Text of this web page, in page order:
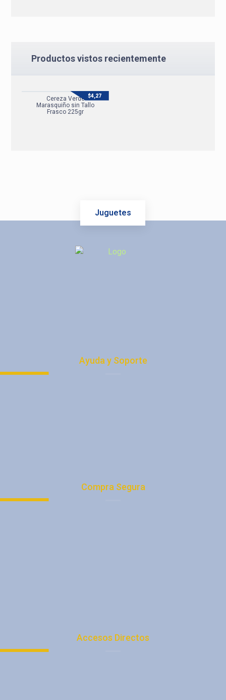
Productos vistos recientemente
Cereza Verde
Marasquiño sin Tallo
Frasco 225gr
$4,27
Juguetes
Ayuda y Soporte
Compra Segura
Accesos Directos